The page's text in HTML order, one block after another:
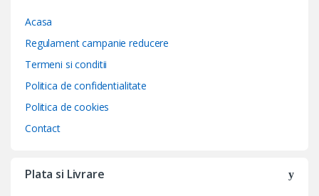
Acasa
Regulament campanie reducere
Termeni si conditii
Politica de confidentialitate
Politica de cookies
Contact
Plata si Livrare